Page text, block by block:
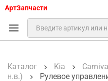
АртЗапчасти
Каталог Kia
н.в.)
Рулевое